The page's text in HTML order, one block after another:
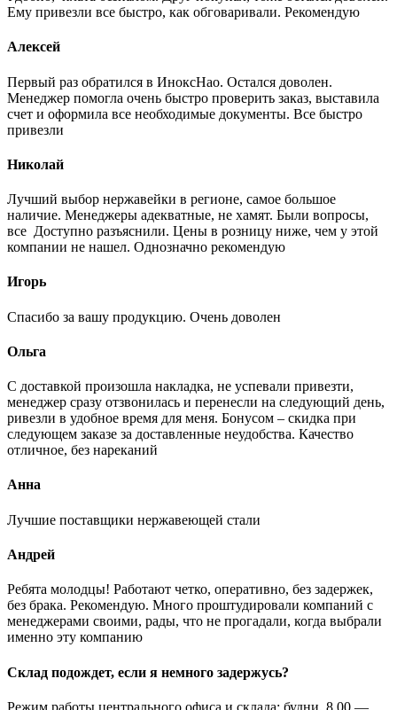
Ему привезли все быстро, как обговаривали. Рекомендую
Алексей
Первый раз обратился в ИноксНао. Остался доволен.
Менеджер помогла очень быстро проверить заказ, выставила
счет и оформила все необходимые документы. Все быстро
привезли
Николай
Лучший выбор нержавейки в регионе, самое большое
наличие. Менеджеры адекватные, не хамят. Были вопросы,
все Доступно разъяснили. Цены в розницу ниже, чем у этой
компании не нашел. Однозначно рекомендую
Игорь
Спасибо за вашу продукцию. Очень доволен
Ольга
С доставкой произошла накладка, не успевали привезти,
менеджер сразу отзвонилась и перенесли на следующий день,
ривезли в удобное время для меня. Бонусом – скидка при
следующем заказе за доставленные неудобства. Качество
отличное, без нареканий
Анна
Лучшие поставщики нержавеющей стали
Андрей
Ребята молодцы! Работают четко, оперативно, без задержек,
без брака. Рекомендую. Много проштудировали компаний с
менеджерами своими, рады, что не прогадали, когда выбрали
именно эту компанию
Склад подождет, если я немного задержусь?
Режим работы центрального офиса и склада: будни, 8.00 —